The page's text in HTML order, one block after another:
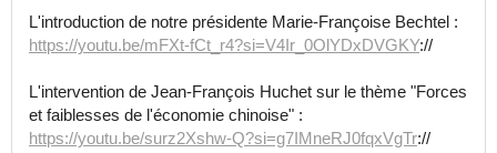
L'introduction de notre présidente Marie-Françoise Bechtel :
https://youtu.be/mFXt-fCt_r4?si=V4Ir_0OlYDxDVGKY://
L'intervention de Jean-François Huchet sur le thème "Forces
et faiblesses de l'économie chinoise" :
https://youtu.be/surz2Xshw-Q?si=g7IMneRJ0fqxVgTr://